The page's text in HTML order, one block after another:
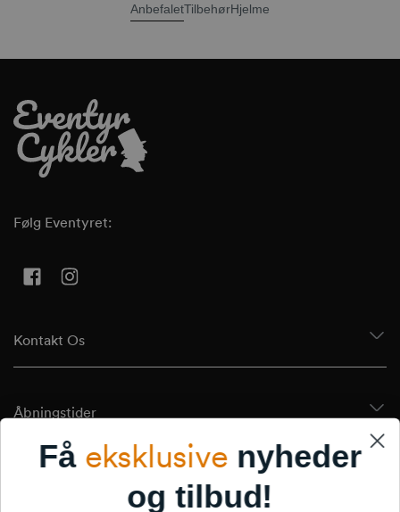
AnbefaletTilbehørHjelme
Følg Eventyret:
FacebookInstagram
Kontakt Os
Åbningstider
Tilmeld Dig Vores Nyhedsbrev
Få eksklusive nyheder
og tilbud!